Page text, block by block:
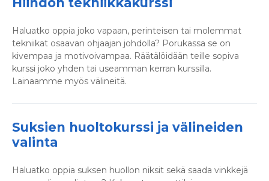
Haluatko oppia joko vapaan, perinteisen tai molemmat
tekniikat osaavan ohjaajan johdolla? Porukassa se on
kivempaa ja motivoivampaa. Räätälöidään teille sopiva
kurssi joko yhden tai useamman kerran kurssilla.
Lainaamme myös välineitä.
Suksien huoltokurssi ja välineiden
valinta
Haluatko oppia suksen huollon niksit sekä saada vinkkejä